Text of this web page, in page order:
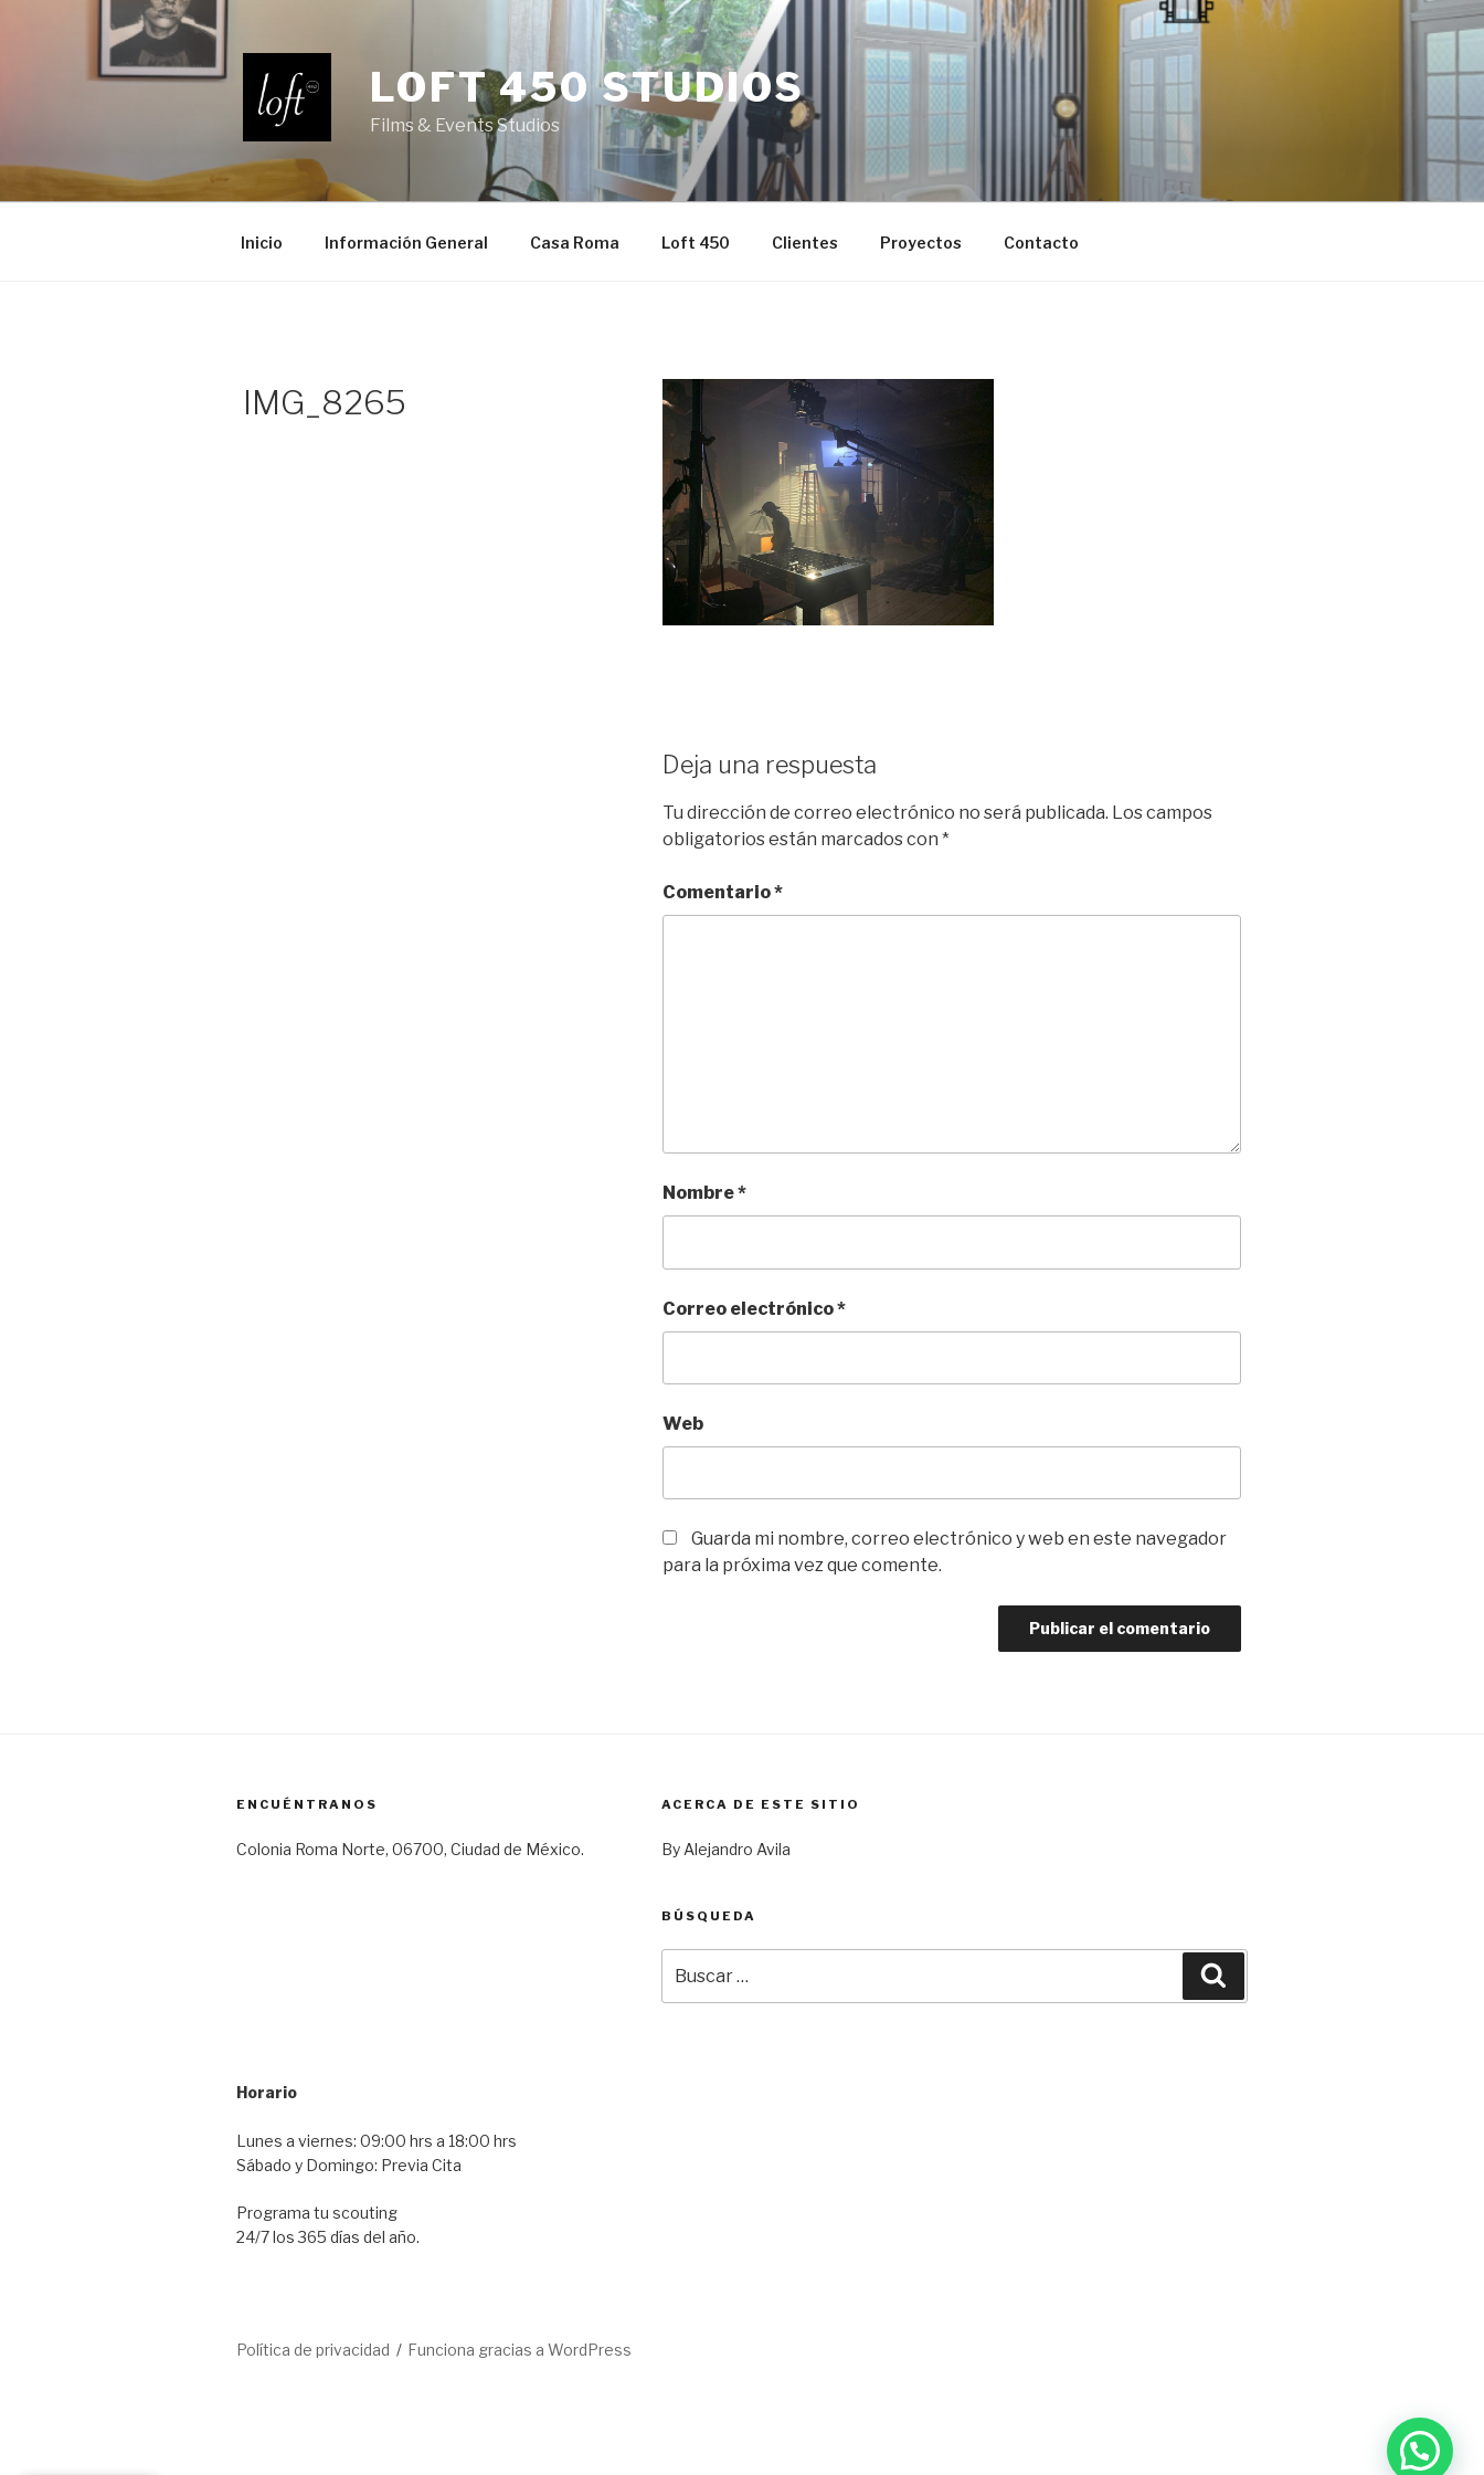
LOFT 450 STUDIOS
Films & Events Studios
Inicio Información General Casa Roma Loft 450 Clientes Proyectos Contacto
IMG_8265
Deja una respuesta
Tu dirección de correo electrónico no será publicada. Los campos
obligatorios están marcados con *
Comentario*
Nombre*
Correo electrónico*
Web
Guarda mi nombre, correo electrónico y web en este navegador
para la próxima vez que comente.
ENCUÉNTRANOS
Colonia Roma Norte, 06700, Ciudad de México.
Horario
Lunes a viernes: 09:00 hrs a 18:00 hrs
Sábado y Domingo: Previa Cita
Programa tu scouting
24/7 los 365 días del año.
ACERCA DE ESTE SITIO
By Alejandro Avila
BÚSQUEDA
por:
Política de privacidad Funciona gracias a WordPress